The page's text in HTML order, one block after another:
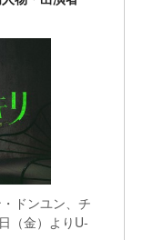
ドンユン、チ
（金）よりU-